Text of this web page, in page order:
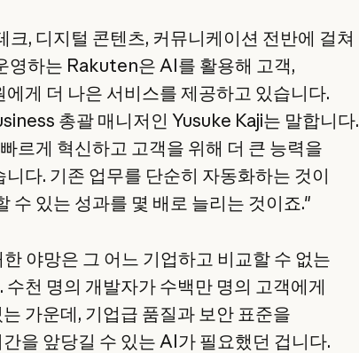
크, 디지털 콘텐츠, 커뮤니케이션 전반에 걸쳐
영하는 Rakuten은 AI를 활용해 고객,
에게 더 나은 서비스를 제공하고 있습니다.
총괄 매니저인 Yusuke Kaji는 말합니다.
르게 혁신하고 고객을 위해 더 큰 능력을
다. 기존 업무를 단순히 자동화하는 것이
수 있는 성과를 몇 배로 늘리는 것이죠."
야망은 그 어느 기업하고 비교할 수 없는
천 명의 개발자가 수백만 명의 고객에게
가운데, 기업급 품질과 보안 표준을
을 앞당길 수 있는 AI가 필요했던 겁니다.